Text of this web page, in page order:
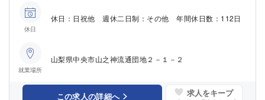
休日
休日：日祝他 週休二日制：その他 年間休日数：112日
就業場所
山梨県中央市山之神流通団地２－１－２
この求人の詳細へ 求人をキープ